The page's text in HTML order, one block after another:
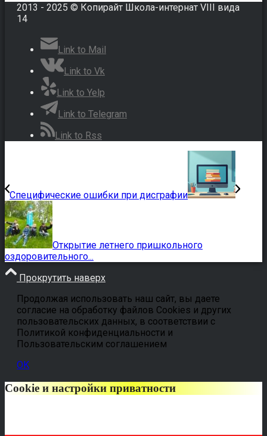
2013 - 2025 © Копирайт Школа-интернат VIII вида
14
Link to Mail
Link to Vk
Link to Yelp
Link to Telegram
Link to Rss
Специфические ошибки при дисграфии
Открытие летнего пришкольного
оздоровительного...
Прокрутить наверх
Продолжая использовать наш сайт, вы даете
согласие на обработку файлов Cookies и других
пользовательских данных, в соответствии с
Политикой конфиденциальности и
Пользовательским соглашением
OK
Cookie и настройки приватности